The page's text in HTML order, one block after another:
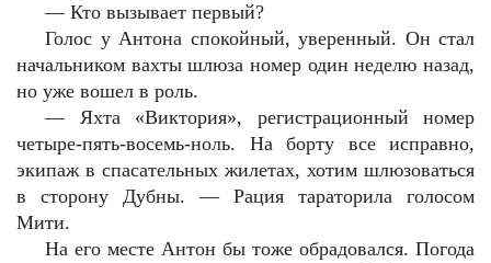
—Кто вызывает первый?
Голос у Антона спокойный, уверенный. Он стал
начальником вахты шлюза номер один неделю назад,
но уже вошел в роль.
— Яхта «Виктория», регистрационный номер
четыре-пять-восемь-ноль. На борту все исправно,
экипаж в спасательных жилетах, хотим шлюзоваться
в сторону Дубны. — Рация тараторила голосом
Мити.
На его месте Антон бы тоже обрадовался. Погода